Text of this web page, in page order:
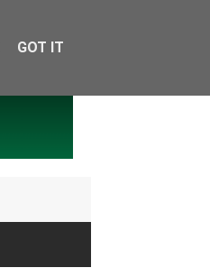
GOT IT